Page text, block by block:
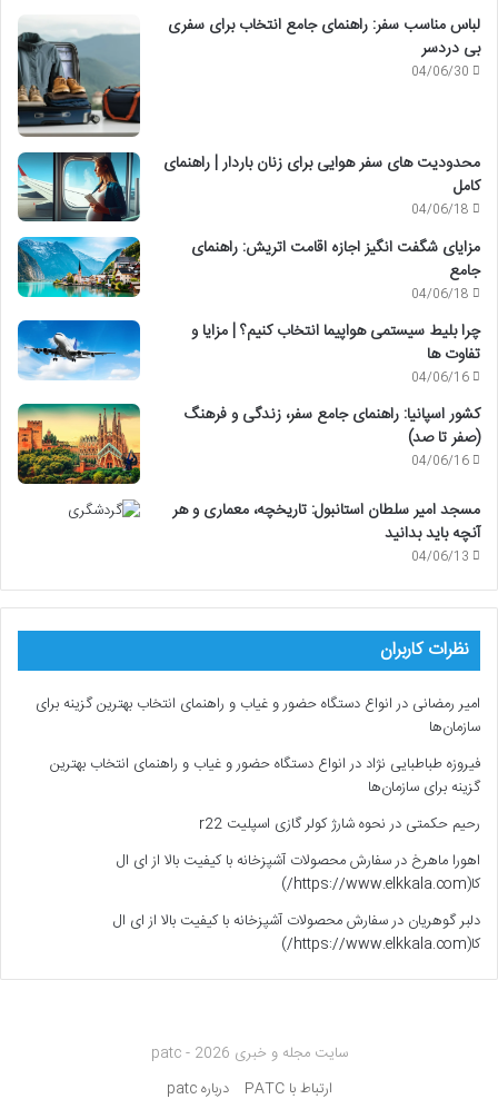
لباس مناسب سفر: راهنمای جامع انتخاب برای سفری
بی دردسر
04/06/30
محدودیت های سفر هوایی برای زنان باردار | راهنمای
کامل
04/06/18
مزایای شگفت انگیز اجازه اقامت اتریش: راهنمای
جامع
04/06/18
چرا بلیط سیستمی هواپیما انتخاب کنیم؟ | مزایا و
تفاوت ها
04/06/16
کشور اسپانیا: راهنمای جامع سفر، زندگی و فرهنگ
(صفر تا صد)
04/06/16
مسجد امیر سلطان استانبول: تاریخچه، معماری و هر
آنچه باید بدانید
04/06/13
نظرات کاربران
امیر رمضانی درانواع دستگاه حضور و غیاب و راهنمای انتخاب بهترین گزینه برای
سازمان‌ها
فیروزه طباطبایی نژاد درانواع دستگاه حضور و غیاب و راهنمای انتخاب بهترین
گزینه برای سازمان‌ها
رحیم حکمتی درنحوه شارژ کولر گازی اسپلیت r22
اهورا ماهرخ درسفارش محصولات آشپزخانه با کیفیت بالا از ای ال
کا(https://www.elkkala.com/)
دلبر گوهریان درسفارش محصولات آشپزخانه با کیفیت بالا از ای ال
کا(https://www.elkkala.com/)
سایت مجله و خبری patc - 2026
ارتباط با PATC
درباره patc